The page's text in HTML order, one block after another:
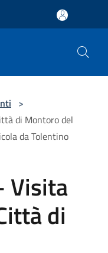
>
di Montoro del
da Tolentino
Visita
di